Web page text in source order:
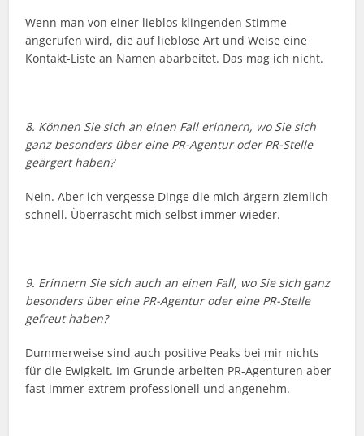
Wenn man von einer lieblos klingenden Stimme
angerufen wird, die auf lieblose Art und Weise eine
Kontakt-Liste an Namen abarbeitet. Das mag ich nicht.
8. Können Sie sich an einen Fall erinnern, wo Sie sich
ganz besonders über eine PR-Agentur oder PR-Stelle
geärgert haben?
Nein. Aber ich vergesse Dinge die mich ärgern ziemlich
schnell. Überrascht mich selbst immer wieder.
9. Erinnern Sie sich auch an einen Fall, wo Sie sich ganz
besonders über eine PR-Agentur oder eine PR-Stelle
gefreut haben?
Dummerweise sind auch positive Peaks bei mir nichts
für die Ewigkeit. Im Grunde arbeiten PR-Agenturen aber
fast immer extrem professionell und angenehm.